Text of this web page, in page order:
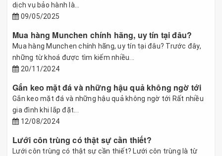
dịch vụ bảo hành là...
09/05/2025
Mua hàng Munchen chính hãng, uy tín tại đâu?
Mua hàng Munchen chính hãng, uy tín tại đâu? Trước đây,
những từ khoá được tìm kiếm nhiều...
20/11/2024
Gắn keo mặt đá và những hậu quả không ngờ tới
Gắn keo mặt đá và những hậu quả không ngờ tới Rất nhiều
gia đình khi lắp đặt...
12/08/2024
Lưới côn trùng có thật sự cần thiết?
Lưới côn trùng có thật sự cần thiết? Lưới côn trùng là từ